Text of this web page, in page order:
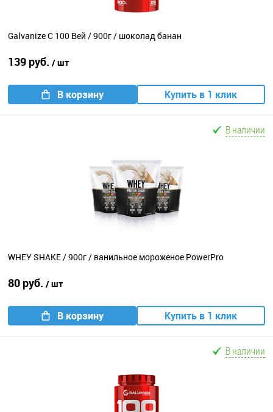
Galvanize C 100 Вей / 900г / шоколад банан
139 руб. / шт
В корзину Купить в 1 клик
В наличии
WHEY SHAKE / 900г / ванильное мороженое PowerPro
80 руб. / шт
В корзину Купить в 1 клик
В наличии